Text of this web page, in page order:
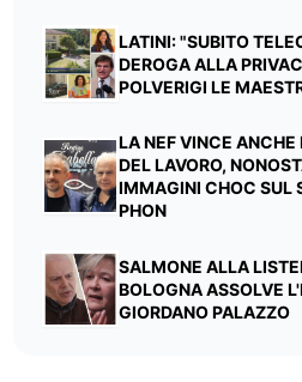
LATINI: "SUBITO
DEROGA ALLA
POLVERIGI LE
LA NEF VINCE ANCHE
DEL LAVORO,
IMMAGINI CHOC SUL
PHON
SALMONE ALLA
BOLOGNA ASSOLVE
GIORDANO PALAZZO